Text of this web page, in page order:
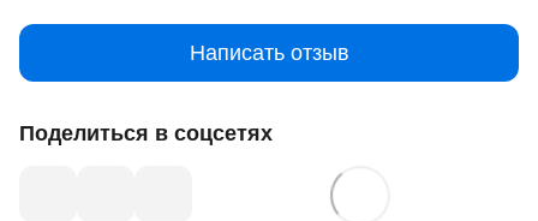
Написать отзыв
Поделиться в соцсетях